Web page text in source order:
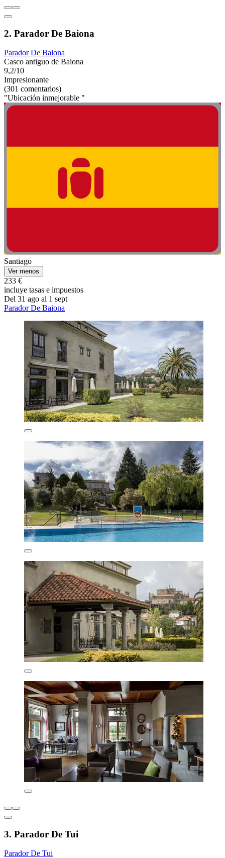
2. Parador De Baiona
Parador De Baiona
Casco antiguo de Baiona
9,2/10
Impresionante
(301 comentarios)
"Ubicación inmejorable "
Santiago
Ver menos
233 €
incluye tasas e impuestos
Del 31 ago al 1 sept
Parador De Baiona
3. Parador De Tui
Parador De Tui